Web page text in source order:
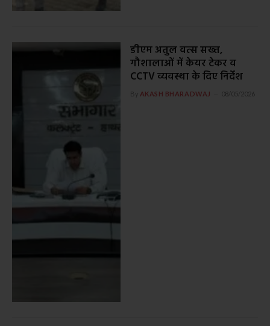
डीएम अतुल वत्स सख्त,
गौशालाओं में केयर टेकर व
CCTV व्यवस्था के दिए निर्देश
By AKASH BHARADWAJ 08/05/2026